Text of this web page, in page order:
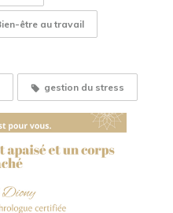
être au travail
gestion du stress